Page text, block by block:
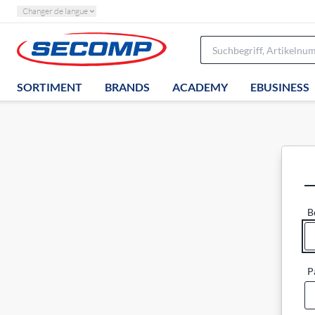
Changer de langue
SORTIMENT BRANDS ACADEMY EBUSINESS